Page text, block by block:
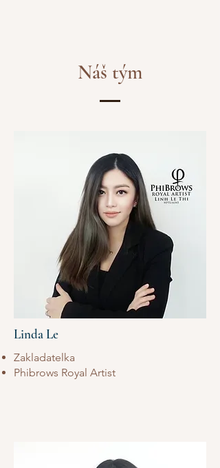
Náš tým
Linda Le
Zakladatelka
Phibrows Royal Artist